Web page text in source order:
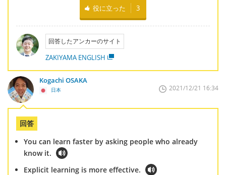
役に立った 3
回答したアンカーのサイト
ZAKIYAMA ENGLISH
Kogachi OSAKA
日本 2021/12/21 16:34
回答
You can learn faster by asking people who already
know it.
Explicit learning is more effective.